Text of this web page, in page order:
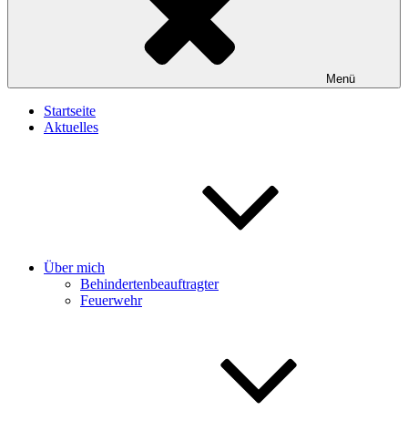
Menü
Startseite
Aktuelles
Über mich
Behindertenbeauftragter
Feuerwehr